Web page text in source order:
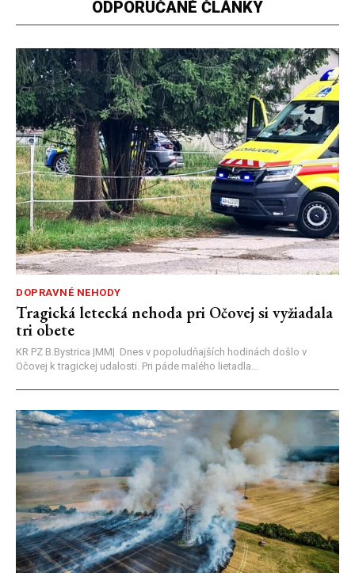
ODPORÚČANÉ ČLÁNKY
DOPRAVNÉ NEHODY
Tragická letecká nehoda pri Očovej si vyžiadala
tri obete
KR PZ B.Bystrica |MM| Dnes v popoludňajších hodinách došlo v
Očovej k tragickej udalosti. Pri páde malého lietadla...